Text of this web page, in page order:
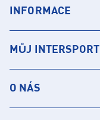
INFORMACE
MŮJ INTERSPORT
O NÁS